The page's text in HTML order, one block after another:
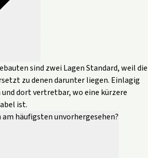
sind zwei Lagen Standard, weil die
zu denen darunter liegen. Einlagig
dort vertretbar, wo eine kürzere
ist.
häufigsten unvorhergesehen?